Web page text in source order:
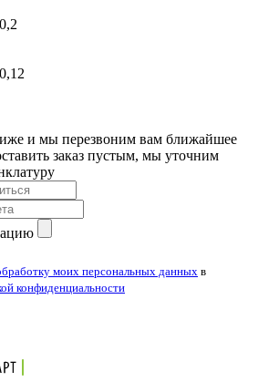
и мы перезвоним вам ближайшее
заказ пустым, мы уточним
моих персональных данных в
конфиденциальности